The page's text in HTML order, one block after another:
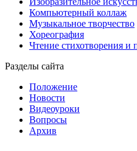
Компьютерный коллаж
Музыкальное творчество
Хореография
Чтение стихотворения и
Разделы сайта
Положение
Новости
Видеоуроки
Вопросы
Архив